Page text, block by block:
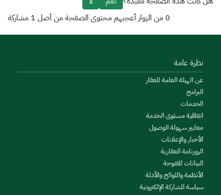
0 من الزوار أعجبهم محتوى الصفحة من أصل 1 مشاركة
نظرة عامة
عن الهيئة العامة للعقار
البرامج
الخدمات
اتفاقية مستوى الخدمة
معايير سهولة الوصول
الأخبار والإعلانات
الروزنامة العقارية
البيانات المفتوحة
الأنظمة واللوائح والأدلة
سياسة المشاركة الإلكترونية